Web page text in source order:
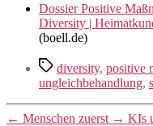
Dossier Positive
Diversity |
(boell.de)
Schlagwörter
diversity, positive
ungleichbehandlung,
← Menschen zuerst → KIs